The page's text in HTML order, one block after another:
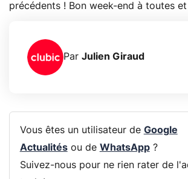
précédents ! Bon week-end à toutes
Par Julien Giraud
Vous êtes un utilisateur de Google
Actualitésou de WhatsApp?
Suivez-nous pour ne rien rater de